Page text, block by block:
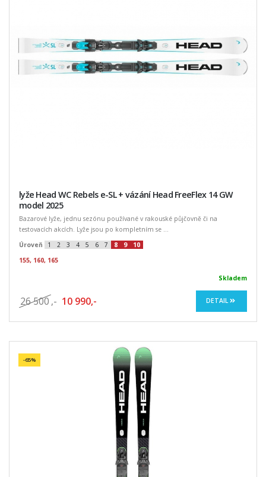
lyže Head WC Rebels e-SL + vázání Head FreeFlex 14 GW
model 2025
Bazarové lyže, jednu sezónu používané v rakouské půjčovně či na
testovacích akcích. Lyže jsou po kompletním se ...
Úroveň
1 2 3 4 5 6 7 8 9
10
155, 160, 165
Skladem
26 500 ,- 10 990,- DETAIL
-65%